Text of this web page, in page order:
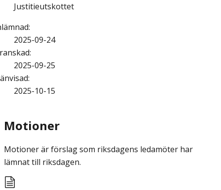
Justitieutskottet
:
2025-09-24
:
2025-09-25
:
2025-10-15
Motioner
Motioner är förslag som riksdagens ledamöter har
lämnat till riksdagen.